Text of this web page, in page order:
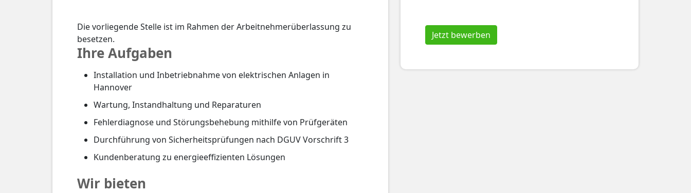
Die vorliegende Stelle ist im Rahmen der Arbeitnehmerüberlassung zu
besetzen.
Ihre Aufgaben
Installation und Inbetriebnahme von elektrischen Anlagen in
Hannover
Wartung, Instandhaltung und Reparaturen
Fehlerdiagnose und Störungsbehebung mithilfe von Prüfgeräten
Durchführung von Sicherheitsprüfungen nach DGUV Vorschrift 3
Kundenberatung zu energieeffizienten Lösungen
Wir bieten
Jetzt bewerben